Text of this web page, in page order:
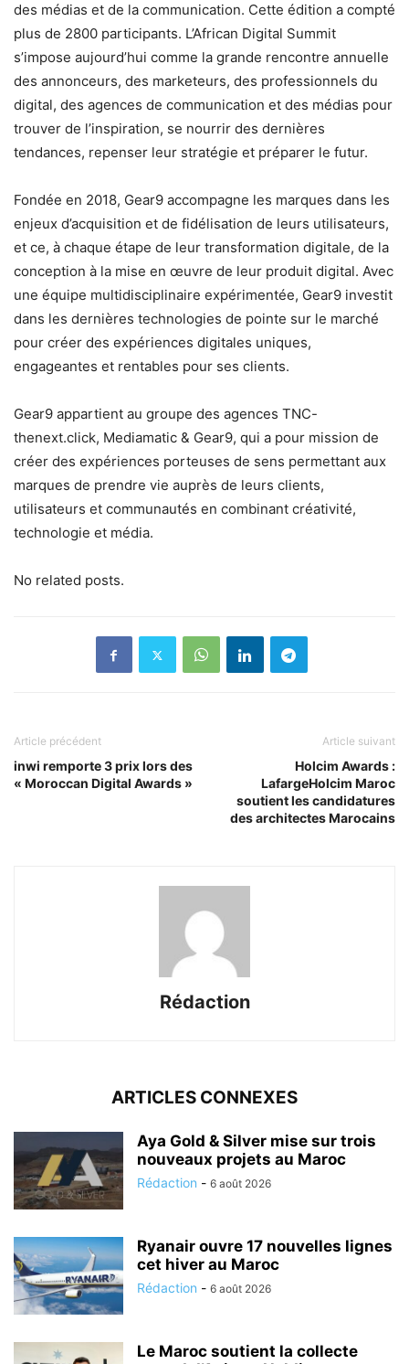
des médias et de la communication. Cette édition a compté
plus de 2800 participants. L’African Digital Summit
s’impose aujourd’hui comme la grande rencontre annuelle
des annonceurs, des marketeurs, des professionnels du
digital, des agences de communication et des médias pour
trouver de l’inspiration, se nourrir des dernières
tendances, repenser leur stratégie et préparer le futur.
Fondée en 2018, Gear9 accompagne les marques dans les
enjeux d’acquisition et de fidélisation de leurs utilisateurs,
et ce, à chaque étape de leur transformation digitale, de la
conception à la mise en œuvre de leur produit digital. Avec
une équipe multidisciplinaire expérimentée, Gear9 investit
dans les dernières technologies de pointe sur le marché
pour créer des expériences digitales uniques,
engageantes et rentables pour ses clients.
Gear9 appartient au groupe des agences TNC-
thenext.click, Mediamatic & Gear9, qui a pour mission de
créer des expériences porteuses de sens permettant aux
marques de prendre vie auprès de leurs clients,
utilisateurs et communautés en combinant créativité,
technologie et média.
No related posts.
Article précédent
inwi remporte 3 prix lors des
« Moroccan Digital Awards »
Article suivant
Holcim Awards :
LafargeHolcim Maroc
soutient les candidatures
des architectes Marocains
Rédaction
ARTICLES CONNEXES
Aya Gold & Silver mise sur trois
nouveaux projets au Maroc
Rédaction - 6 août 2026
Ryanair ouvre 17 nouvelles lignes
cet hiver au Maroc
Rédaction - 6 août 2026
Le Maroc soutient la collecte